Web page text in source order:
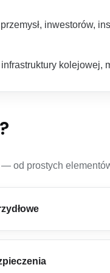
inwestorów,
kolejowej,
od prostych